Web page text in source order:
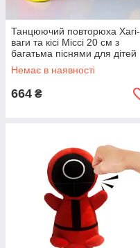
Танцюючий повторюха Хагі-
ваги та кісі Міссі 20 см з
багатьма піснями для дітей
Немає в наявності
664 ₴